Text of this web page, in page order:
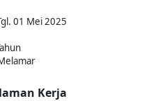
01 Mei 2025
Kerja